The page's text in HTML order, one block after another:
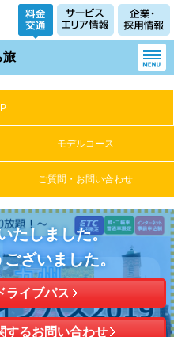
旅
モデルコース
ご質問・お問い合わせ
たしました。
ざいました。
ライブパス
するお問い合わせ